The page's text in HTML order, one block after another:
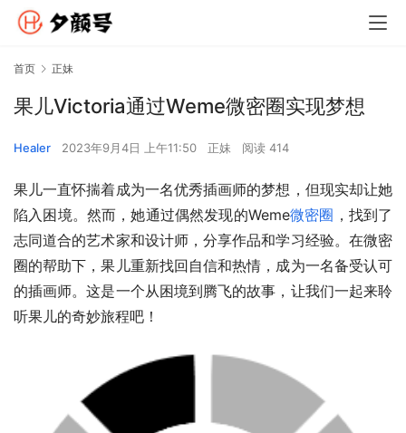
首页 正妹
果儿Victoria通过Weme微密圈实现梦想
Healer 2023年9月4日 上午11:50 正妹 阅读 414
果儿一直怀揣着成为一名优秀插画师的梦想，但现实却让她
陷入困境。然而，她通过偶然发现的Weme微密圈 ，找到了
志同道合的艺术家和设计师，分享作品和学习经验。在微密
圈的帮助下，果儿重新找回自信和热情，成为一名备受认可
的插画师。这是一个从困境到腾飞的故事，让我们一起来聆
听果儿的奇妙旅程吧！